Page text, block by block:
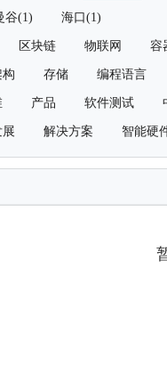
谷(1) 海口(1)
区块链 物联网 容
存储 编程语言
产品 软件测试
解决方案 智能硬